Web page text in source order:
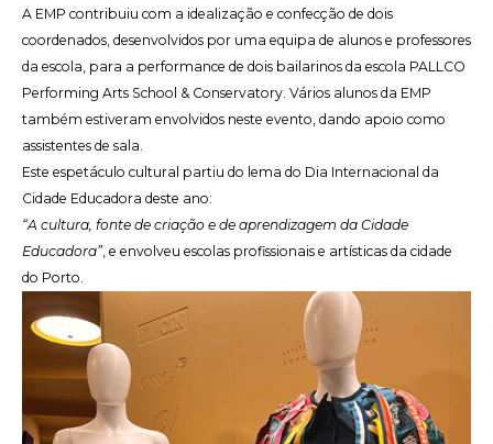
A EMP contribuiu com a idealização e confecção de dois
coordenados, desenvolvidos por uma equipa de alunos e professores
da escola, para a performance de dois bailarinos da escola PALLCO
Performing Arts School & Conservatory. Vários alunos da EMP
também estiveram envolvidos neste evento, dando apoio como
assistentes de sala.
Este espetáculo cultural partiu do lema do Dia Internacional da
Cidade Educadora deste ano:
“A cultura, fonte de criação e de aprendizagem da Cidade
Educadora”, e envolveu escolas profissionais e artísticas da cidade
do Porto.